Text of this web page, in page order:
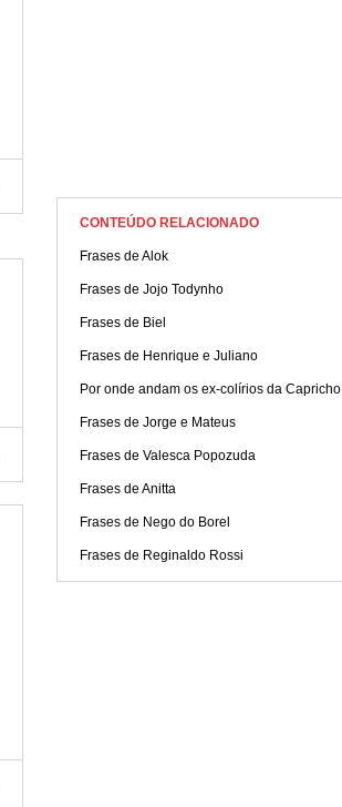
CONTEÚDO RELACIONADO
Frases de Alok
Frases de Jojo Todynho
Frases de Biel
Frases de Henrique e Juliano
Por onde andam os ex-colírios da Capricho
Frases de Jorge e Mateus
Frases de Valesca Popozuda
Frases de Anitta
Frases de Nego do Borel
Frases de Reginaldo Rossi